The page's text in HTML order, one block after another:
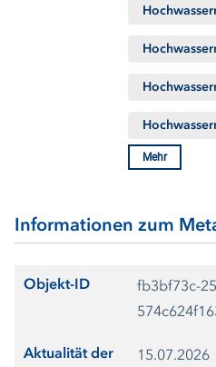
Mehr
Informationen zum
Objekt-ID
fb3bf73c-
Aktualität der
15.07.2026